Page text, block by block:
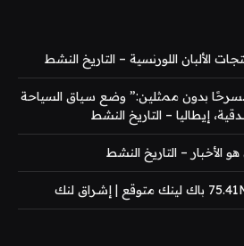
الألبان اللورنسية – التاريخ النشط
بدون ممثلين:” وضع سياق السياحة
إيطاليا – التاريخ النشط
الأخبار – التاريخ النشط